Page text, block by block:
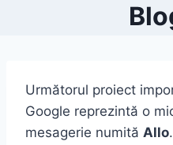
Următorul proiect
Google reprezintă o
mesagerie numită Allo